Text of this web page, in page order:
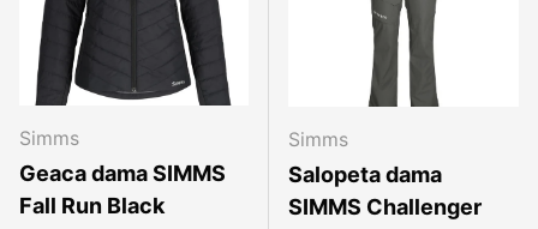
Simms
Geaca dama SIMMS
Fall Run Black
Simms
Salopeta dama
SIMMS Challenger